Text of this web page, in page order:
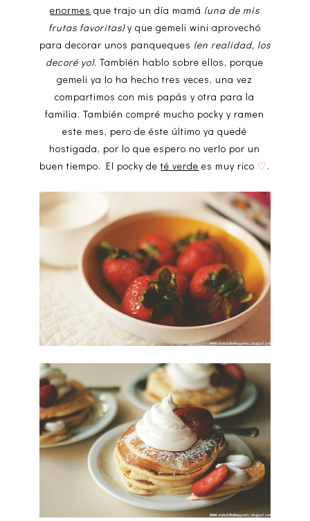
enormes que trajo un día mamá (una de mis
frutas favoritas)y que gemeli wini aprovechó
para decorar unos panqueques (en realidad, los
decoré yo). También hablo sobre ellos, porque
gemeli ya lo ha hecho tres veces, una vez
compartimos con mis papás y otra para la
familia. También compré mucho pocky y ramen
este mes, pero de éste último ya quedé
hostigada, por lo que espero no verlo por un
buen tiempo. El pocky deté verde es muy rico ♡.